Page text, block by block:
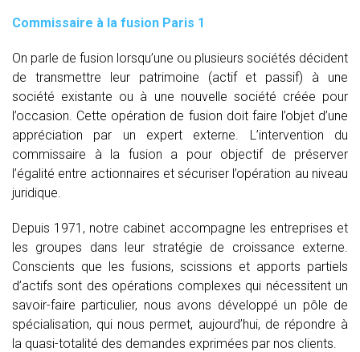
Commissaire à la fusion Paris 1
On parle de fusion lorsqu’une ou plusieurs sociétés décident
de transmettre leur patrimoine (actif et passif) à une
société existante ou à une nouvelle société créée pour
l’occasion. Cette opération de fusion doit faire l’objet d’une
appréciation par un expert externe. L’intervention du
commissaire à la fusion
a pour objectif de préserver
l’égalité entre actionnaires et sécuriser l’opération au niveau
juridique.
Depuis 1971, notre cabinet accompagne les entreprises et
les groupes dans leur stratégie de croissance externe.
Conscients que les fusions, scissions et apports partiels
d’actifs sont des opérations complexes qui nécessitent un
savoir-faire particulier, nous avons développé un pôle de
spécialisation, qui nous permet, aujourd’hui, de répondre à
la quasi-totalité des demandes exprimées par nos clients.